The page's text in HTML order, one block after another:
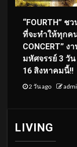
“FOURTH” ช
ที่จะทำให้ทุกคน
CONCERT”
มหัศจรรย์ 3 วั
16 สิงหาคมนี้!!
2 วัน ago
LIVING